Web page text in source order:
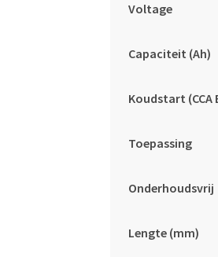
Voltage
Capaciteit (Ah)
Koudstart (CCA
Toepassing
Onderhoudsvrij
Lengte (mm)